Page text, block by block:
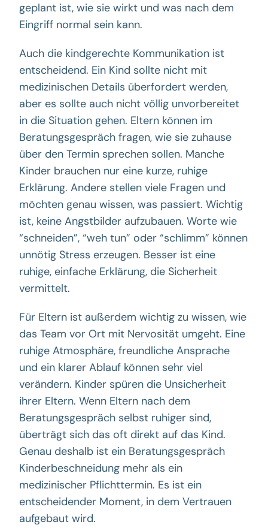
geplant ist, wie sie wirkt und was nach dem
Eingriff normal sein kann.
Auch die kindgerechte Kommunikation ist
entscheidend. Ein Kind sollte nicht mit
medizinischen Details überfordert werden,
aber es sollte auch nicht völlig unvorbereitet
in die Situation gehen. Eltern können im
Beratungsgespräch fragen, wie sie zuhause
über den Termin sprechen sollen. Manche
Kinder brauchen nur eine kurze, ruhige
Erklärung. Andere stellen viele Fragen und
möchten genau wissen, was passiert. Wichtig
ist, keine Angstbilder aufzubauen. Worte wie
“schneiden”, “weh tun” oder “schlimm” können
unnötig Stress erzeugen. Besser ist eine
ruhige, einfache Erklärung, die Sicherheit
vermittelt.
Für Eltern ist außerdem wichtig zu wissen, wie
das Team vor Ort mit Nervosität umgeht. Eine
ruhige Atmosphäre, freundliche Ansprache
und ein klarer Ablauf können sehr viel
verändern. Kinder spüren die Unsicherheit
ihrer Eltern. Wenn Eltern nach dem
Beratungsgespräch selbst ruhiger sind,
überträgt sich das oft direkt auf das Kind.
Genau deshalb ist ein Beratungsgespräch
Kinderbeschneidung mehr als ein
medizinischer Pflichttermin. Es ist ein
entscheidender Moment, in dem Vertrauen
aufgebaut wird.